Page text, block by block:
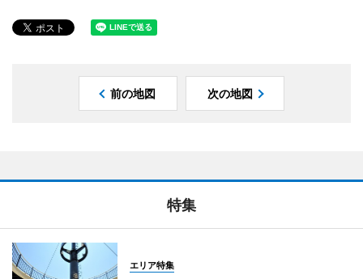
前の地図 次の地図
特集
エリア特集